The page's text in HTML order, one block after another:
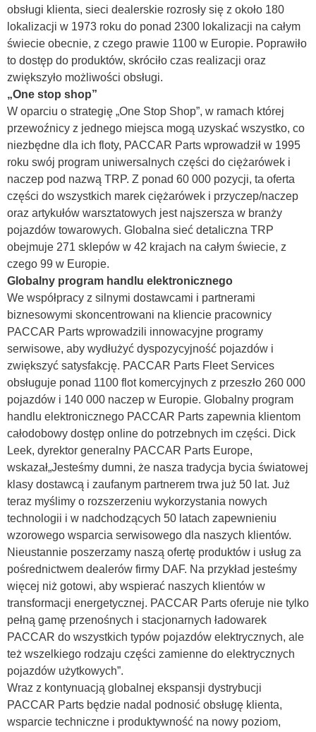
obsługi klienta, sieci dealerskie rozrosły się z około 180
lokalizacji w 1973 roku do ponad 2300 lokalizacji na całym
świecie obecnie, z czego prawie 1100 w Europie. Poprawiło
to dostęp do produktów, skróciło czas realizacji oraz
zwiększyło możliwości obsługi.
„One stop shop”
W oparciu o strategię „One Stop Shop”, w ramach której
przewoźnicy z jednego miejsca mogą uzyskać wszystko, co
niezbędne dla ich floty, PACCAR Parts wprowadził w 1995
roku swój program uniwersalnych części do ciężarówek i
naczep pod nazwą TRP. Z ponad 60 000 pozycji, ta oferta
części do wszystkich marek ciężarówek i przyczep/naczep
oraz artykułów warsztatowych jest najszersza w branży
pojazdów towarowych. Globalna sieć detaliczna TRP
obejmuje 271 sklepów w 42 krajach na całym świecie, z
czego 99 w Europie.
Globalny program handlu elektronicznego
We współpracy z silnymi dostawcami i partnerami
biznesowymi skoncentrowani na kliencie pracownicy
PACCAR Parts wprowadzili innowacyjne programy
serwisowe, aby wydłużyć dyspozycyjność pojazdów i
zwiększyć satysfakcję. PACCAR Parts Fleet Services
obsługuje ponad 1100 flot komercyjnych z przeszło 260 000
pojazdów i 140 000 naczep w Europie. Globalny program
handlu elektronicznego PACCAR Parts zapewnia klientom
całodobowy dostęp online do potrzebnych im części. Dick
Leek, dyrektor generalny PACCAR Parts Europe,
wskazał„Jesteśmy dumni, że nasza tradycja bycia światowej
klasy dostawcą i zaufanym partnerem trwa już 50 lat. Już
teraz myślimy o rozszerzeniu wykorzystania nowych
technologii i w nadchodzących 50 latach zapewnieniu
wzorowego wsparcia serwisowego dla naszych klientów.
Nieustannie poszerzamy naszą ofertę produktów i usług za
pośrednictwem dealerów firmy DAF. Na przykład jesteśmy
więcej niż gotowi, aby wspierać naszych klientów w
transformacji energetycznej. PACCAR Parts oferuje nie tylko
pełną gamę przenośnych i stacjonarnych ładowarek
PACCAR do wszystkich typów pojazdów elektrycznych, ale
też wszelkiego rodzaju części zamienne do elektrycznych
pojazdów użytkowych”.
Wraz z kontynuacją globalnej ekspansji dystrybucji
PACCAR Parts będzie nadal podnosić obsługę klienta,
wsparcie techniczne i produktywność na nowy poziom,